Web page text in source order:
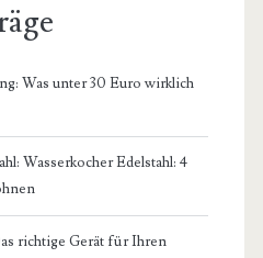
Was unter 30 Euro wirklich
Wasserkocher Edelstahl: 4
richtige Gerät für Ihren